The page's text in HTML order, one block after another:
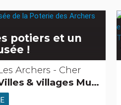
potiers et un
!
Archers - Cher
& villages Musées & Collections Gens d'ici Petits métiers Activités touristiques, sportives, culturelles